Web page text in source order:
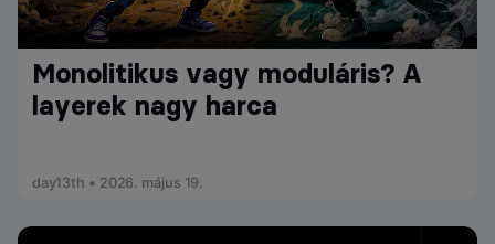
Monolitikus vagy moduláris? A
layerek nagy harca
day13th • 2026. május 19.